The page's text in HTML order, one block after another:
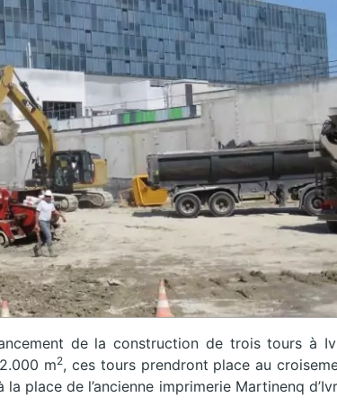
de la construction de trois tours à
m2, ces tours prendront place au
place de l’ancienne imprimerie Martinenq